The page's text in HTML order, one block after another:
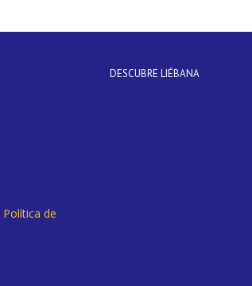
Política de
DESCUBRE LIÉBANA